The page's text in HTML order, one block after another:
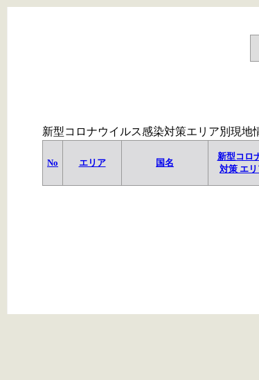
新型コロナウイルス感染対策エリア別現地
No エリア 国名
新型コロ
対策 エ